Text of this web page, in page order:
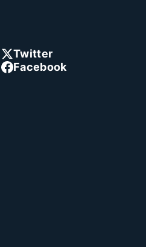
Twitter
Facebook